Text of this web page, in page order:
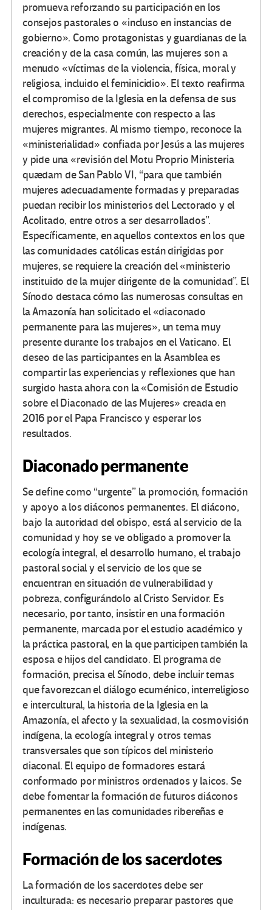
promueva reforzando su participación en los
consejos pastorales o «incluso en instancias de
gobierno». Como protagonistas y guardianas de la
creación y de la casa común, las mujeres son a
menudo «víctimas de la violencia, física, moral y
religiosa, incluido el feminicidio». El texto reafirma
el compromiso de la Iglesia en la defensa de sus
derechos, especialmente con respecto a las
mujeres migrantes. Al mismo tiempo, reconoce la
«ministerialidad» confiada por Jesús a las mujeres
y pide una «revisión del Motu Proprio Ministeria
quædam de San Pablo VI, “para que también
mujeres adecuadamente formadas y preparadas
puedan recibir los ministerios del Lectorado y el
Acolitado, entre otros a ser desarrollados”.
Específicamente, en aquellos contextos en los que
las comunidades católicas están dirigidas por
mujeres, se requiere la creación del «ministerio
instituido de la mujer dirigente de la comunidad”. El
Sínodo destaca cómo las numerosas consultas en
la Amazonía han solicitado el «diaconado
permanente para las mujeres», un tema muy
presente durante los trabajos en el Vaticano. El
deseo de las participantes en la Asamblea es
compartir las experiencias y reflexiones que han
surgido hasta ahora con la «Comisión de Estudio
sobre el Diaconado de las Mujeres» creada en
2016 por el Papa Francisco y esperar los
resultados.
Diaconado permanente
Se define como “urgente” la promoción, formación
y apoyo a los diáconos permanentes. El diácono,
bajo la autoridad del obispo, está al servicio de la
comunidad y hoy se ve obligado a promover la
ecología integral, el desarrollo humano, el trabajo
pastoral social y el servicio de los que se
encuentran en situación de vulnerabilidad y
pobreza, configurándolo al Cristo Servidor. Es
necesario, por tanto, insistir en una formación
permanente, marcada por el estudio académico y
la práctica pastoral, en la que participen también la
esposa e hijos del candidato. El programa de
formación, precisa el Sínodo, debe incluir temas
que favorezcan el diálogo ecuménico, interreligioso
e intercultural, la historia de la Iglesia en la
Amazonía, el afecto y la sexualidad, la cosmovisión
indígena, la ecología integral y otros temas
transversales que son típicos del ministerio
diaconal. El equipo de formadores estará
conformado por ministros ordenados y laicos. Se
debe fomentar la formación de futuros diáconos
permanentes en las comunidades ribereñas e
indígenas.
Formación de los sacerdotes
La formación de los sacerdotes debe ser
inculturada: es necesario preparar pastores que